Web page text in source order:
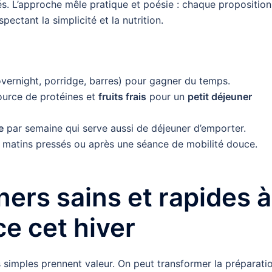
L’approche mêle pratique et poésie : chaque proposition
la simplicité et la nutrition.
porridge, barres) pour gagner du temps.
de protéines et fruits frais pour un petit déjeuner
par semaine qui serve aussi de déjeuner d’emporter.
pressés ou après une séance de mobilité douce.
sains et rapides à
cet hiver
prennent valeur. On peut transformer la